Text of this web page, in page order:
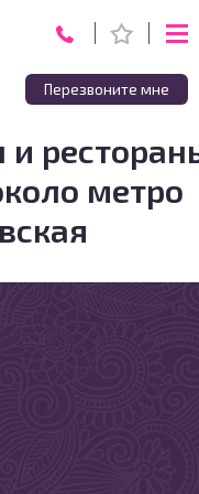
Перезвоните мне
и
метро